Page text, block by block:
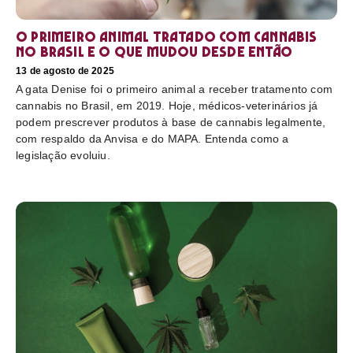
O primeiro animal tratado com cannabis
no Brasil e o que mudou desde então
13 de agosto de 2025
A gata Denise foi o primeiro animal a receber tratamento com
cannabis no Brasil, em 2019. Hoje, médicos-veterinários já
podem prescrever produtos à base de cannabis legalmente,
com respaldo da Anvisa e do MAPA. Entenda como a
legislação evoluiu.